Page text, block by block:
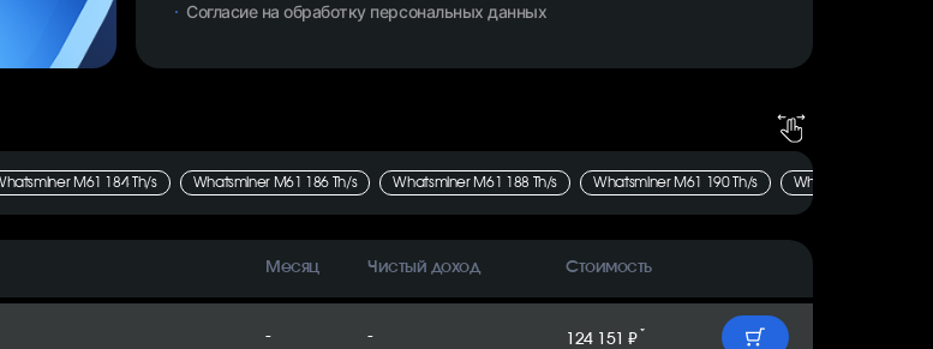
Согласие на обработку персональных данных
M61 184 Th/s Whatsminer M61 186 Th/s Whatsminer M61 188 Th/s Whatsminer M61 190 Th/s Whatsminer M61 192
Месяц Чистый доход Стоимость
- - 124 151 ₽ *